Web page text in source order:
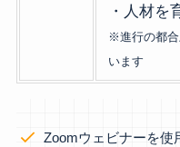
・人材を
※進行の都合
います
Zoomウェビナーを使